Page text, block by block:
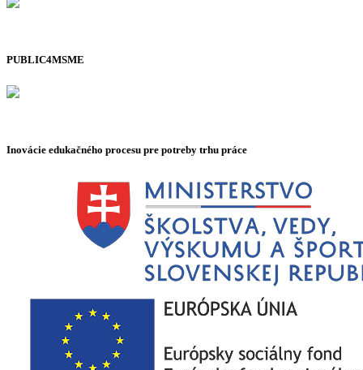
PUBLIC4MSME
Inovácie edukačného procesu pre potreby trhu práce